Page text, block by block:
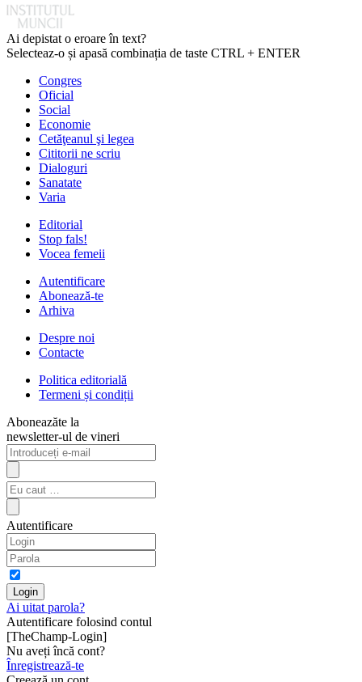
Ai depistat o eroare în text?
Selecteaz-o și apasă combinația de taste CTRL + ENTER
Congres
Oficial
Social
Economie
Cetăţeanul şi legea
Cititorii ne scriu
Dialoguri
Sanatate
Varia
Editorial
Stop fals!
Vocea femeii
Autentificare
Abonează-te
Arhiva
Despre noi
Contacte
Politica editorială
Termeni și condiții
Aboneazăte la
newsletter-ul de vineri
Autentificare
Ai uitat parola?
Autentificare folosind contul
[TheChamp-Login]
Nu aveți încă cont?
Înregistrează-te